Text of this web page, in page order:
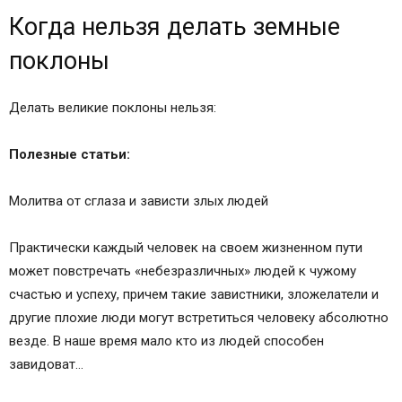
VIII. Преклонение до земли без крестного
IX. Стоять на коленях положено
Когда нельзя делать земные
поклоны
Делать великие поклоны нельзя:
Полезные статьи:
Молитва от сглаза и зависти злых людей
Практически каждый человек на своем жизненном пути
может повстречать «небезразличных» людей к чужому
счастью и успеху, причем такие завистники, зложелатели и
другие плохие люди могут встретиться человеку абсолютно
везде. В наше время мало кто из людей способен
завидоват…